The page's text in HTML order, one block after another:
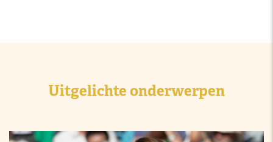
Uitgelichte onderwerpen